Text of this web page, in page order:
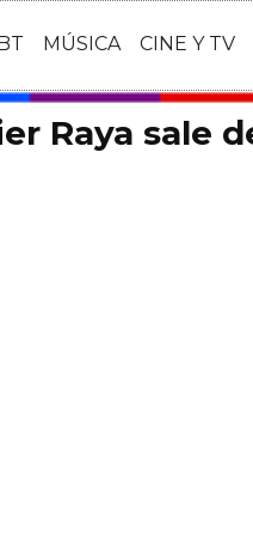
MÚSICA CINE Y TV
Raya sale